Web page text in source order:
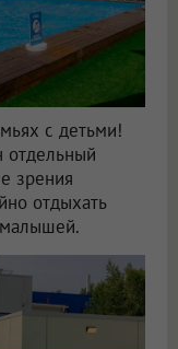
с детьми!
отдельный
зрения
отдыхать